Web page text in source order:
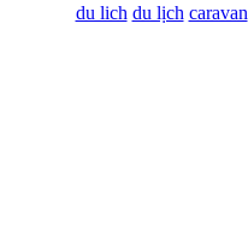
du lich du lịch caravan